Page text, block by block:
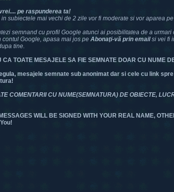
pe raspunderea ta!
subiectele mai vechi de 2 zile vor fi moderate si vor aparea
semnand cu profil Google atunci ai posibilitatea de a
contul Google, apasa mai jos pe Abonaţi-vă prin emailsi vei fi
tine.
CA TOATE MESAJELE SA FIE SEMNATE DOAR CU NUME
mesajele semnate sub anonimat dar si cele cu link
COMENTARII CU NUME(SEMNATURA) DE OBIECTE,
WILL BE SIGNED WITH YOUR REAL NAME,